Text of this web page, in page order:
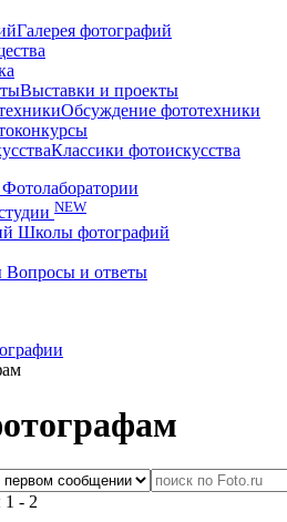
Галерея фотографий
Выставки и проекты
Обсуждение фототехники
Классики фотоискусства
Фотолаборатории
NEW
Школы фотографий
Вопросы и ответы
1 - 2